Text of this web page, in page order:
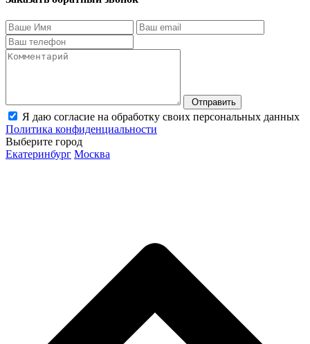
Отправить
Я даю согласие на обработку своих персональных данных
Политика конфиденциальности
Выберите город
Екатеринбург Москва